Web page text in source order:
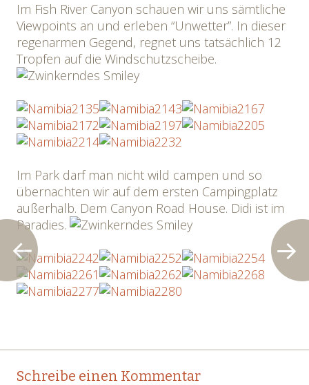
Im Fish River Canyon schauen wir uns sämtliche
Viewpoints an und erleben “Unwetter”. In dieser
regenarmen Gegend, regnet uns tatsächlich 12
Tropfen auf die Windschutzscheibe.
Im Park darf man nicht wild campen und so
übernachten wir auf dem ersten Campingplatz
außerhalb. Dem Canyon Road House. Didi ist im
Paradies.
Post
Schreibe einen Kommentar